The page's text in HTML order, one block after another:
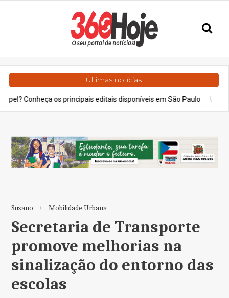
Últimas notícias
os principais editais disponíveis em São Paulo Geral
Suzano Mobilidade Urbana
Secretaria de Transporte
promove melhorias na
sinalização do entorno das
escolas